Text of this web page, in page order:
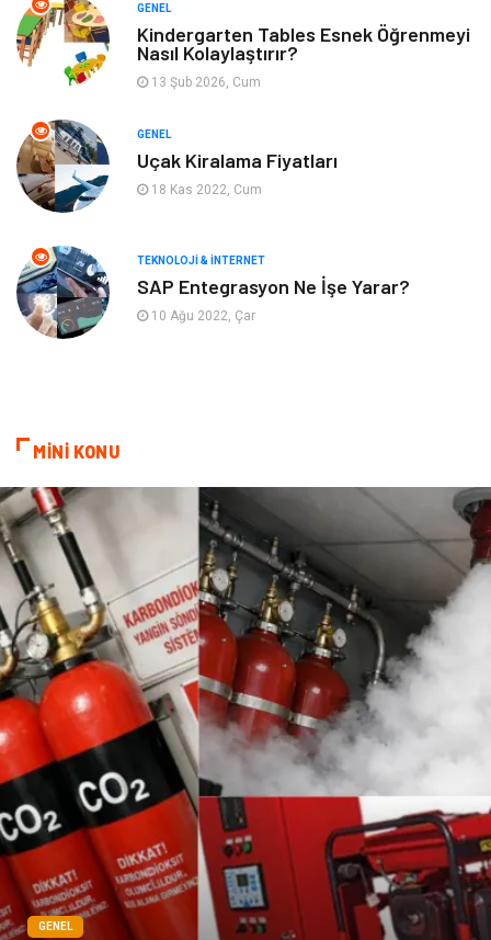
Yeme & İçme Anne & Çocuk
Ev İşleri Gayrimenkul
Organizasyon
Astroloji Aksesuar
Mobilya diş sağlığı
Bebek Giyim
Mermer
GENEL
Kindergarten Tables Esnek Öğrenmeyi
Nasıl Kolaylaştırır?
13 Şub 2026, Cum
GENEL
Uçak Kiralama Fiyatları
18 Kas 2022, Cum
TEKNOLOJI & İNTERNET
SAP Entegrasyon Ne İşe Yarar?
10 Ağu 2022, Çar
MİNİ KONU
GENEL